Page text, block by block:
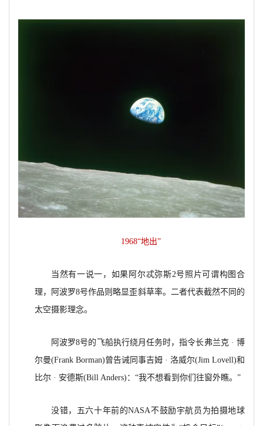
1968“地出”
当然有一说一，如果阿尔忒弥斯2号照片可谓构图合
理，阿波罗8号作品则略显歪斜草率。二者代表截然不同的
太空摄影理念。
阿波罗8号的飞船执行绕月任务时，指令长弗兰克 · 博
尔曼(Frank Borman)曾告诫同事吉姆 · 洛威尔(Jim Lovell)和
比尔 · 安德斯(Bill Anders)：“我不想看到你们往窗外瞧。”
没错，五六十年前的NASA不鼓励宇航员为拍摄地球